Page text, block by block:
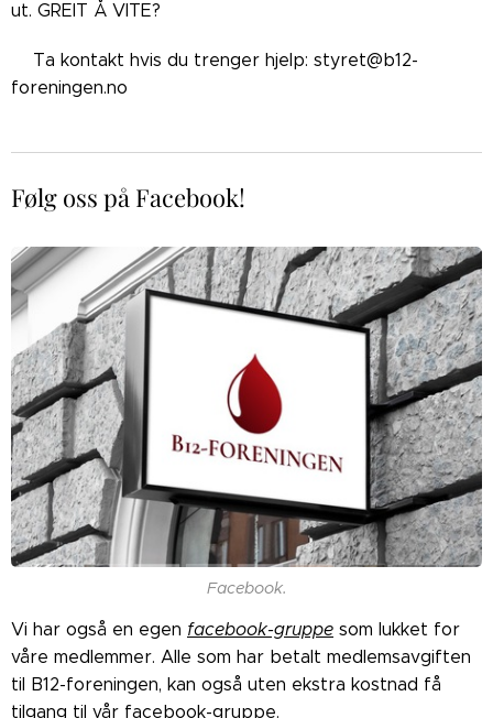
ut. GREIT Å VITE?
👉🏼Ta kontakt hvis du trenger hjelp: styret@b12-
foreningen.no
Følg oss på Facebook!
Facebook.
Vi har også en egen facebook-gruppe som lukket for
våre medlemmer. Alle som har betalt medlemsavgiften
til B12-foreningen, kan også uten ekstra kostnad få
tilgang til vår facebook-gruppe.